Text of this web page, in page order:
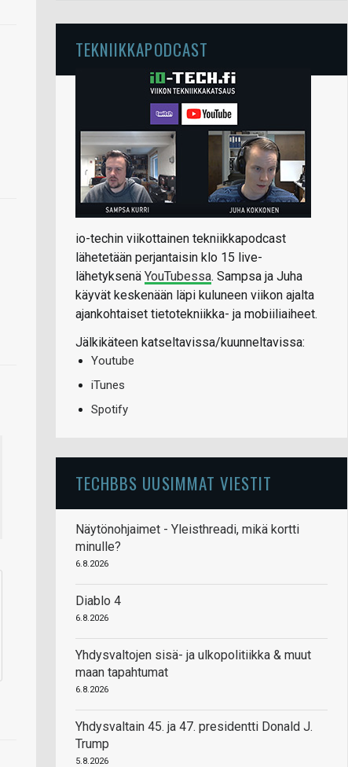
TEKNIIKKAPODCAST
io-techin viikottainen tekniikkapodcast
lähetetään perjantaisin klo 15 live-
lähetyksenä YouTubessa. Sampsa ja Juha
käyvät keskenään läpi kuluneen viikon ajalta
ajankohtaiset tietotekniikka- ja mobiiliaiheet.
Jälkikäteen katseltavissa/kuunneltavissa:
Youtube
iTunes
Spotify
TECHBBS UUSIMMAT VIESTIT
Näytönohjaimet - Yleisthreadi, mikä kortti
minulle?
6.8.2026
Diablo 4
6.8.2026
Yhdysvaltojen sisä- ja ulkopolitiikka & muut
maan tapahtumat
6.8.2026
Yhdysvaltain 45. ja 47. presidentti Donald J.
Trump
5.8.2026